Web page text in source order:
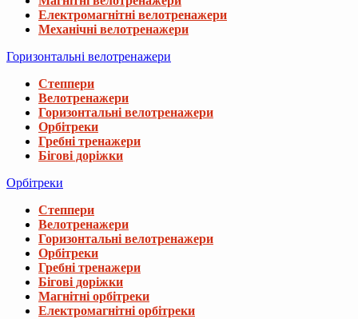
Електромагнітні велотренажери
Механічні велотренажери
Горизонтальні велотренажери
Степпери
Велотренажери
Горизонтальні велотренажери
Орбітреки
Гребні тренажери
Бігові доріжки
Орбітреки
Степпери
Велотренажери
Горизонтальні велотренажери
Орбітреки
Гребні тренажери
Бігові доріжки
Магнітні орбітреки
Електромагнітні орбітреки